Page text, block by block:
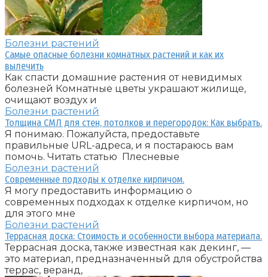
Болезни растений
Самые опасные болезни комнатных растений и как их
вылечить
Как спасти домашние растения от невидимых
болезней Комнатные цветы украшают жилище,
очищают воздух и
Болезни растений
Толщина СМЛ для стен, потолков и перегородок: Как выбрать.
Я понимаю. Пожалуйста, предоставьте
правильные URL-адреса, и я постараюсь вам
помочь. Читать статью Плесневые
Болезни растений
Современные подходы к отделке кирпичом.
Я могу предоставить информацию о
современных подходах к отделке кирпичом, но
для этого мне
Болезни растений
Террасная доска: Стоимость и особенности выбора материала.
Террасная доска, также известная как декинг, —
это материал, предназначенный для обустройства
террас, веранд,